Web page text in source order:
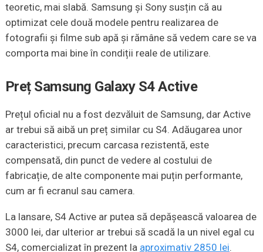
teoretic, mai slabă. Samsung și Sony susțin că au
optimizat cele două modele pentru realizarea de
fotografii și filme sub apă și rămâne să vedem care se va
comporta mai bine în condiții reale de utilizare.
Preț Samsung Galaxy S4 Active
Prețul oficial nu a fost dezvăluit de Samsung, dar Active
ar trebui să aibă un preț similar cu S4. Adăugarea unor
caracteristici, precum carcasa rezistentă, este
compensată, din punct de vedere al costului de
fabricație, de alte componente mai puțin performante,
cum ar fi ecranul sau camera.
La lansare, S4 Active ar putea să depășească valoarea de
3000 lei, dar ulterior ar trebui să scadă la un nivel egal cu
S4, comercializat în prezent la aproximativ 2850 lei.